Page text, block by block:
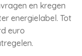
en kregen
energielabel. Tot
euro